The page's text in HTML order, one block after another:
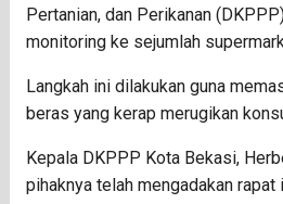
Pertanian, dan Perikanan
monitoring ke sejumlah
Langkah ini dilakukan guna
beras yang kerap merugikan
Kepala DKPPP Kota Bekasi,
pihaknya telah mengadakan